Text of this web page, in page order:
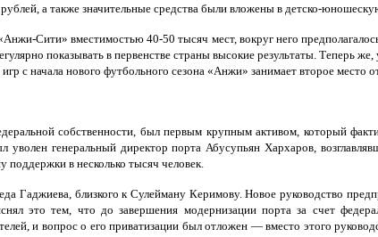
а также значительные средства были вложены в детско-
Сити» вместимостью 40-50 тысяч мест, вокруг него
показывать в первенстве страны высокие результаты.
с начала нового футбольного сезона «Анжи» занимает второе место
собственности, был первым крупным активом, который
генеральный директор порта Абусупьян Хархаров,
в несколько тысяч человек.
Гаджиева, близкого к Сулейману Керимову. Новое руководство
это тем, что до завершения модернизации порта за счет
и вопрос о его приватизации был отложен — вместо этого